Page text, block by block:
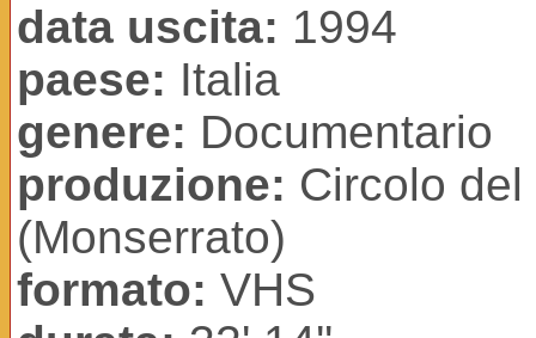
data uscita: 1994
paese: Italia
genere: Documentario
produzione: Circolo del
(Monserrato)
formato: VHS